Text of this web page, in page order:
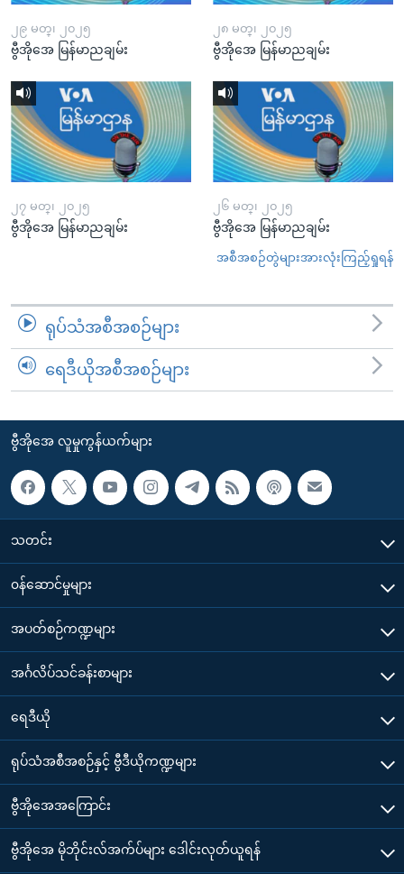
၂၉ မတ္၊ ၂၀၂၅
ဗွီအိုအေ မြန်မာညချမ်း
၂၈ မတ္၊ ၂၀၂၅
ဗွီအိုအေ မြန်မာညချမ်း
၂၇ မတ္၊ ၂၀၂၅
ဗွီအိုအေ မြန်မာညချမ်း
၂၆ မတ္၊ ၂၀၂၅
ဗွီအိုအေ မြန်မာညချမ်း
အစီအစဉ်တွဲများအားလုံးကြည့်ရှုရန်
ရုပ်သံအစီအစဉ်များ
ရေဒီယိုအစီအစဉ်များ
ဗွီအိုအေ လူမှုကွန်ယက်များ
သတင်း
၀န်ဆောင်မှုများ
အပတ်စဉ်ကဏ္ဍများ
အင်္ဂလိပ်သင်ခန်းစာများ
ရေဒီယို
ရုပ်သံအစီအစဉ်နှင့် ဗွီဒီယိုကဏ္ဍများ
ဗွီအိုအေအကြောင်း
ဗွီအိုအေ မိုဘိုင်းလ်အက်ပ်များ ဒေါင်းလုတ်ယူရန်